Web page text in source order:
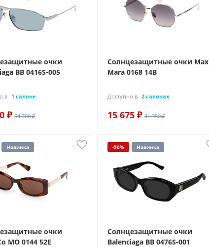
очки
BB 0416S-005
в 1 салоне
₽ 64 700 ₽
Солнцезащитные очки Max
Mara 0168 14B
Доступно в 2 салонах
15 675 ₽ 31 350 ₽
Новинка
очки
MO 0144 52E
-50% Новинка
Солнцезащитные очки
Balenciaga BB 0476S-001